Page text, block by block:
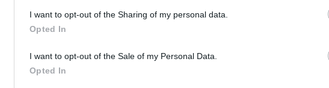
I want to opt-out of the Sharing of my personal data.
Opted In
I want to opt-out of the Sale of my Personal Data.
Opted In